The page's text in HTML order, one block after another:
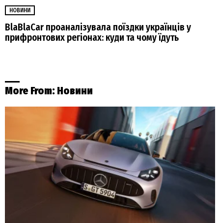
НОВИНИ
BlaBlaCar проаналізувала поїздки українців у
прифронтових регіонах: куди та чому їдуть
More From: Новини